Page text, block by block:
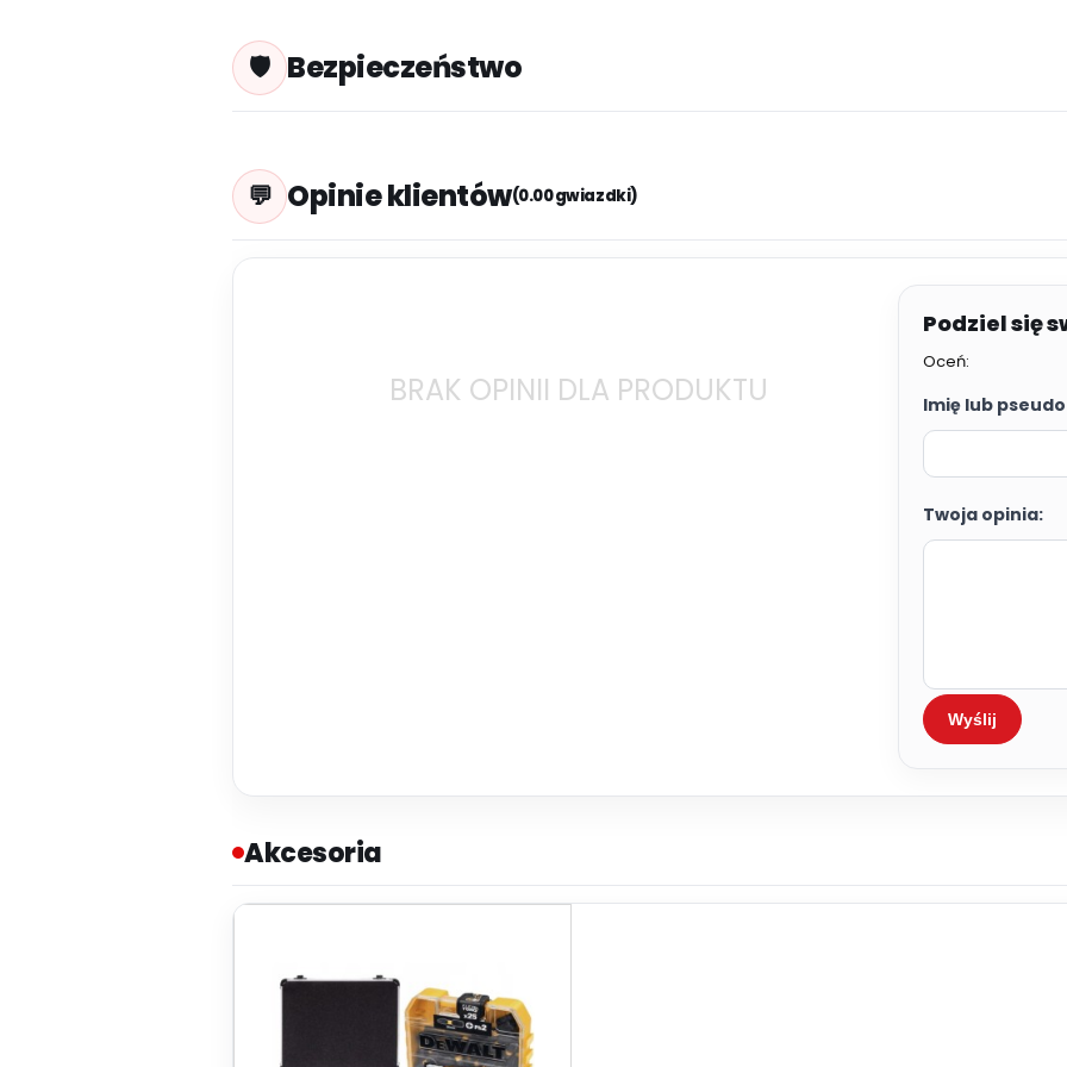
Bezpieczeństwo
Opinie klientów(0.00 gwiazdki)
BRAK OPINII DLA PRODUKTU
Oceń:
Imię lub
Twoja opinia:
Wyślij
Akcesoria